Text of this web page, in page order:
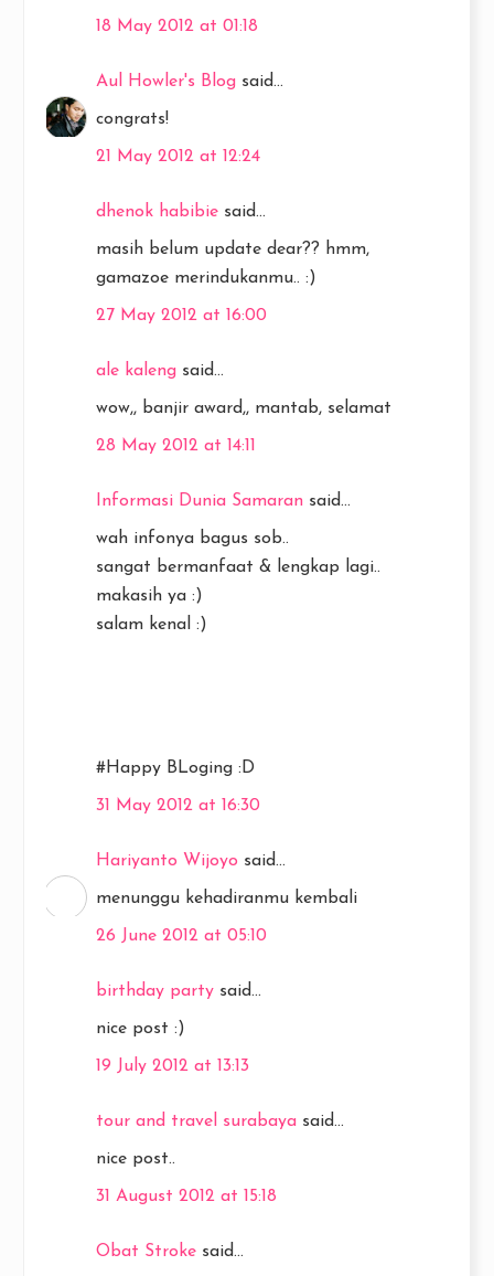
18 May 2012 at 01:18
Aul Howler's Blog said...
congrats!
21 May 2012 at 12:24
dhenok habibie said...
masih belum update dear?? hmm,
gamazoe merindukanmu.. :)
27 May 2012 at 16:00
ale kaleng said...
wow,, banjir award,, mantab, selamat
28 May 2012 at 14:11
Informasi Dunia Samaran said...
wah infonya bagus sob..
sangat bermanfaat & lengkap lagi..
makasih ya :)
salam kenal :)
#Happy BLoging :D
31 May 2012 at 16:30
Hariyanto Wijoyo said...
menunggu kehadiranmu kembali
26 June 2012 at 05:10
birthday party said...
nice post :)
19 July 2012 at 13:13
tour and travel surabaya said...
nice post..
31 August 2012 at 15:18
Obat Stroke said...